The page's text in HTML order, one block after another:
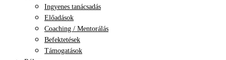
Ingyenes tanácsadás
Előadások
Coaching / Mentorálás
Befektetések
Támogatások